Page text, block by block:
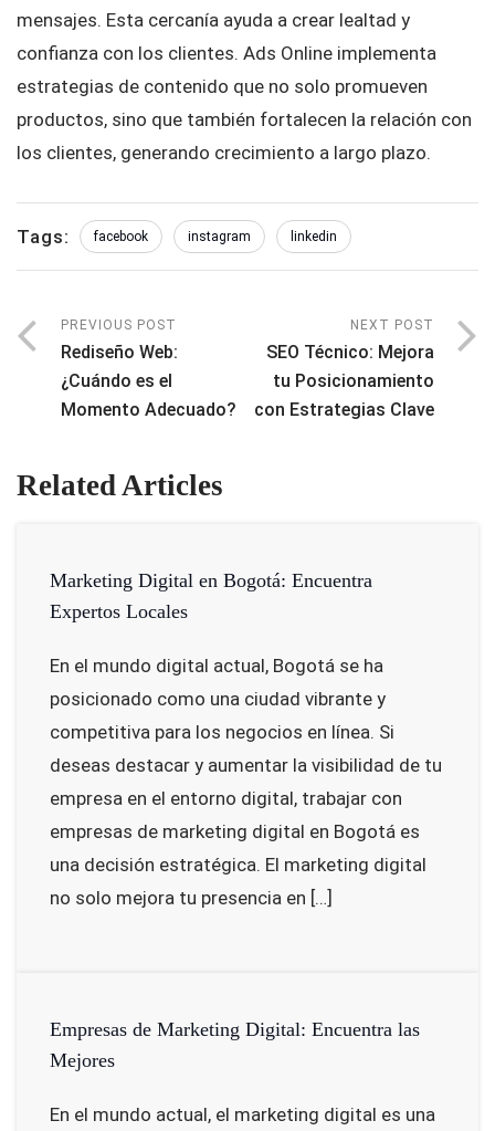
mensajes. Esta cercanía ayuda a crear lealtad y
confianza con los clientes. Ads Online implementa
estrategias de contenido que no solo promueven
productos, sino que también fortalecen la relación con
los clientes, generando crecimiento a largo plazo.
Tags: facebook instagram linkedin
PREVIOUS POST
Rediseño Web:
¿Cuándo es el
Momento Adecuado?
NEXT POST
SEO Técnico: Mejora
tu Posicionamiento
con Estrategias Clave
Related Articles
Marketing Digital en Bogotá: Encuentra
Expertos Locales
En el mundo digital actual, Bogotá se ha
posicionado como una ciudad vibrante y
competitiva para los negocios en línea. Si
deseas destacar y aumentar la visibilidad de tu
empresa en el entorno digital, trabajar con
empresas de marketing digital en Bogotá es
una decisión estratégica. El marketing digital
no solo mejora tu presencia en […]
Empresas de Marketing Digital: Encuentra las
Mejores
En el mundo actual, el marketing digital es una